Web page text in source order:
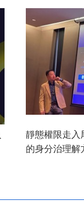
靜態權限走入
的身分治理解